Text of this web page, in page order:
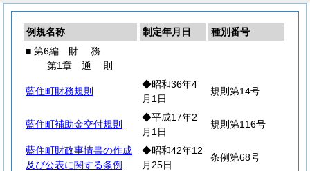
例規名称 制定年月日
種別番号
■ 第6編 財 務
第1章 通 則
藍住町財務規則
◆昭和36年4
月1日
規則第14号
藍住町補助金交付規則
◆平成17年2
月1日
規則第116号
藍住町財政事情書の作成
及び公表に関する条例
◆昭和42年12
月25日
条例第68号